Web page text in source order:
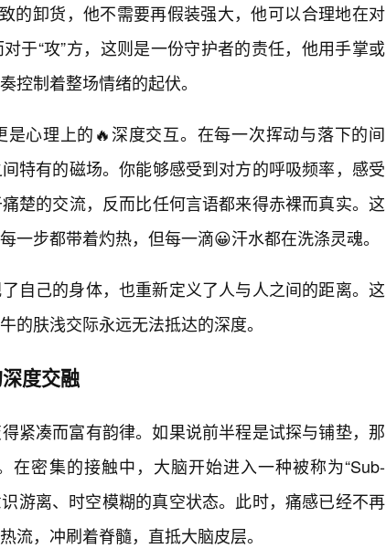
的卸货，他不需要再假装强大，他可以合理地在对
于“攻”方，这则是一份守护者的责任，他用手掌或
控制着整场情绪的起伏。
心理上的🔥深度交互。在每一次挥动与落下的间
特有的磁场。你能够感受到对方的呼吸频率，感受
楚的交流，反而比任何言语都来得赤裸而真实。这
一步都带着灼热，但每一滴😀汗水都在洗涤灵魂。
自己的身体，也重新定义了人与人之间的距离。这
的肤浅交际永远无法抵达的深度。
度交融
紧凑而富有韵律。如果说前半程是试探与铺垫，那
在密集的接触中，大脑开始进入一种被称为“Sub-
游离、时空模糊的真空状态。此时，痛感已经不再
流，冲刷着脊髓，直抵大脑皮层。